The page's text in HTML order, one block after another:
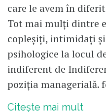
care le avem în
Tot mai mulți dintre
copleșiți, intimidați
psihologice la locul
indiferent de
poziția managerială.
Citește mai mult